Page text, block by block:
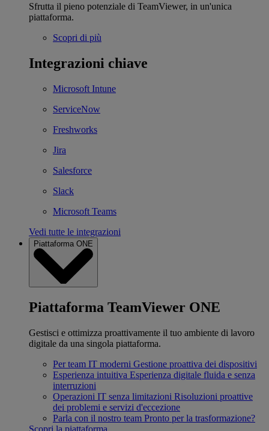
Sfrutta il pieno potenziale di TeamViewer, in un'unica
piattaforma.
Scopri di più
Integrazioni chiave
Microsoft Intune
ServiceNow
Freshworks
Jira
Salesforce
Slack
Microsoft Teams
Vedi tutte le integrazioni
Piattaforma ONE
Piattaforma TeamViewer ONE
Gestisci e ottimizza proattivamente il tuo ambiente di lavoro
digitale da una singola piattaforma.
Per team IT moderni Gestione proattiva dei dispositivi
Esperienza intuitiva Esperienza digitale fluida e senza
interruzioni
Operazioni IT senza limitazioni Risoluzioni proattive
dei problemi e servizi d'eccezione
Parla con il nostro team Pronto per la trasformazione?
Scopri la piattaforma